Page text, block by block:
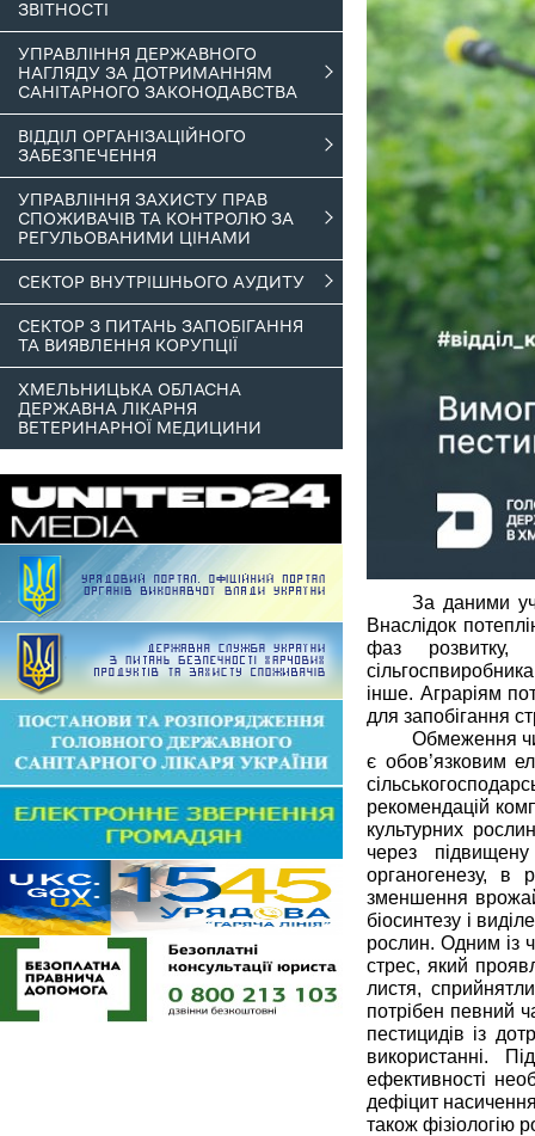
ЗВІТНОСТІ
УПРАВЛІННЯ ДЕРЖАВНОГО
НАГЛЯДУ ЗА ДОТРИМАННЯМ
САНІТАРНОГО ЗАКОНОДАВСТВА
ВІДДІЛ ОРГАНІЗАЦІЙНОГО
ЗАБЕЗПЕЧЕННЯ
УПРАВЛІННЯ ЗАХИСТУ ПРАВ
СПОЖИВАЧІВ ТА КОНТРОЛЮ ЗА
РЕГУЛЬОВАНИМИ ЦІНАМИ
СЕКТОР ВНУТРІШНЬОГО АУДИТУ
СЕКТОР З ПИТАНЬ ЗАПОБІГАННЯ
ТА ВИЯВЛЕННЯ КОРУПЦІЇ
ХМЕЛЬНИЦЬКА ОБЛАСНА
ДЕРЖАВНА ЛІКАРНЯ
ВЕТЕРИНАРНОЇ МЕДИЦИНИ
За даними
Внаслідок
фаз розвитку,
інше. Аграріям
для запобігання
Обмеження
є обов’язковим
рекомендацій
культурних
через
органогенезу, в
зменшення
біосинтезу і
рослин. Одним із
стрес, який
листя,
потрібен певний
пестицидів із
використанні.
ефективності
дефіцит
також фізіологію